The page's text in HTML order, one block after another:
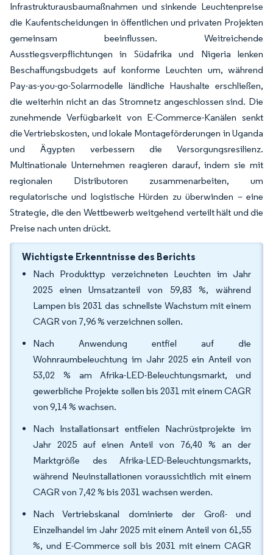
Infrastrukturausbaumaßnahmen und sinkende Leuchtenpreise
die Kaufentscheidungen in öffentlichen und privaten Projekten
gemeinsam beeinflussen. Weitreichende
Ausstiegsverpflichtungen in Südafrika und Nigeria lenken
Beschaffungsbudgets auf konforme Leuchten um, während
Pay-as-you-go-Solarmodelle ländliche Haushalte erschließen,
die weiterhin nicht an das Stromnetz angeschlossen sind. Die
zunehmende Verfügbarkeit von E-Commerce-Kanälen senkt
die Vertriebskosten, und lokale Montageförderungen in Uganda
und Ägypten verbessern die Versorgungsresilienz.
Multinationale Unternehmen reagieren darauf, indem sie mit
regionalen Distributoren zusammenarbeiten, um
regulatorische und logistische Hürden zu überwinden – eine
Strategie, die den Wettbewerb weitgehend verteilt hält und die
Preise nach unten drückt.
Wichtigste Erkenntnisse des Berichts
Nach Produkttyp verzeichneten Leuchten im Jahr
2025 einen Umsatzanteil von 59,83 %, während
Lampen bis 2031 das schnellste Wachstum mit einem
CAGR von 7,96 % verzeichnen sollen.
Nach Anwendung entfiel auf die
Wohnraumbeleuchtung im Jahr 2025 ein Anteil von
53,02 % am Afrika-LED-Beleuchtungsmarkt, und
gewerbliche Projekte sollen bis 2031 mit einem CAGR
von 9,14 % wachsen.
Nach Installationsart entfielen Nachrüstprojekte im
Jahr 2025 auf einen Anteil von 76,40 % an der
Marktgröße des Afrika-LED-Beleuchtungsmarkts,
während Neuinstallationen voraussichtlich mit einem
CAGR von 7,42 % bis 2031 wachsen werden.
Nach Vertriebskanal dominierte der Groß- und
Einzelhandel im Jahr 2025 mit einem Anteil von 61,55
%, und E-Commerce soll bis 2031 mit einem CAGR